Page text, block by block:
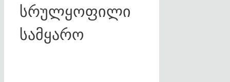
სრულყოფილი
სამყარო